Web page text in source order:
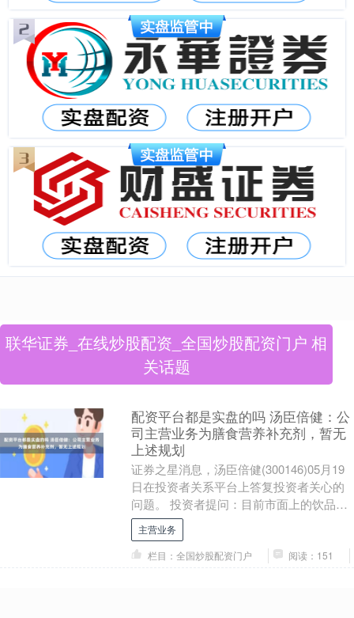
联华证券_在线炒股配资_全国炒股配资门户 相
关话题
配资平台都是实盘的吗 汤臣倍健：公
司主营业务为膳食营养补充剂，暂无
上述规划
证券之星消息，汤臣倍健(300146)05月19
日在投资者关系平台上答复投资者关心的
问题。 投资者提问：目前市面上的饮品店
没有健康饮品，未来贵公司会不会向饮品
店....
主营业务
栏目：全国炒股配资门户
阅读：151